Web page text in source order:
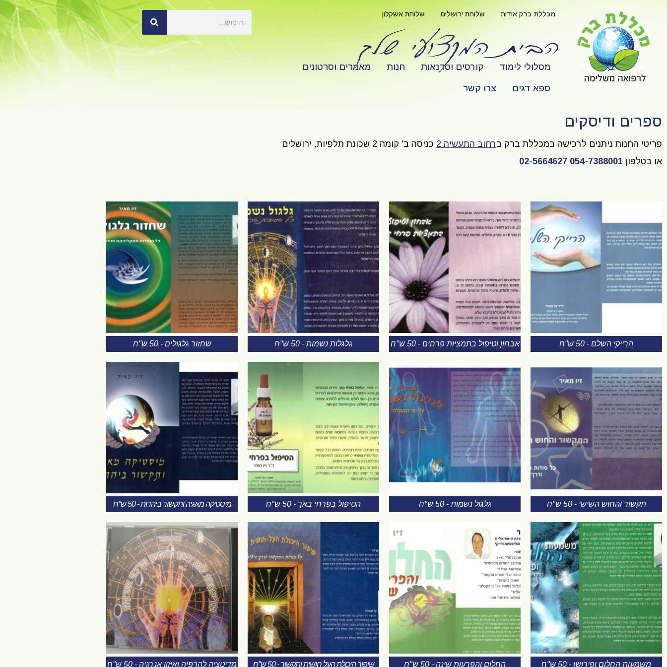
מכללת ברק אודות שלוחת ירושלים שלוחת אשקלון
מסלולי לימוד קורסים וסדנאות חנות מאמרים וסרטונים
ספא דגים צרו קשר
ספרים ודיסקים
פריטי החנות ניתנים לרכישה במכללת ברק ברחוב התעשיה 2
כניסה ב' קומה 2 שכונת תלפיות, ירושלים
או בטלפון
02-5664627 054-7388001
הרייקי השלם - 50 ש"ח
תקשור והחוש השישי - 50 ש"ח
משמעות החלום ופירושו - 50 ש"ח
אבחון וטיפול בתמציות פרחים - 50 ש"ח
גלגול נשמות - 50 ש"ח
החלום והפרעות שינה - 50 ש"ח
גלגלות נשמות - 50 ש"ח
הטיפול בפרחי באך - 50 ש"ח
שיפור היכולת העל חושית ותקשור - 50 ש"ח
שחזור גלגולים - 50 ש"ח
מיסטיקה מאגיה ותקשור ביהדות - 50 ש"ח
מדיטציה להרפיה ואיזון אנרגיה - 50 ש"ח